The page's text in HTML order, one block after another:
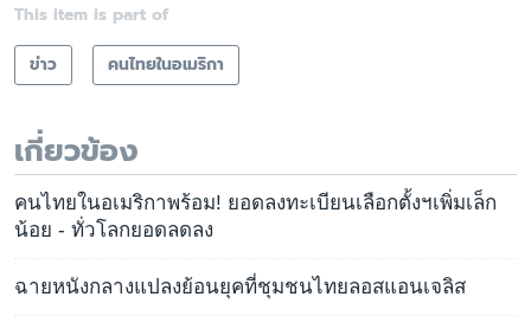
This item is part of
ข่าว
คนไทยในอเมริกา
เกี่ยวข้อง
คนไทยในอเมริกาพร้อม! ยอดลงทะเบียนเลือกตั้งฯเพิ่มเล็ก
น้อย - ทั่วโลกยอดลดลง
ฉายหนังกลางแปลงย้อนยุคที่ชุมชนไทยลอสแอนเจลิส